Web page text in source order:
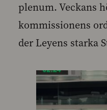
plenum. Veckans
kommissionens
der Leyens starka